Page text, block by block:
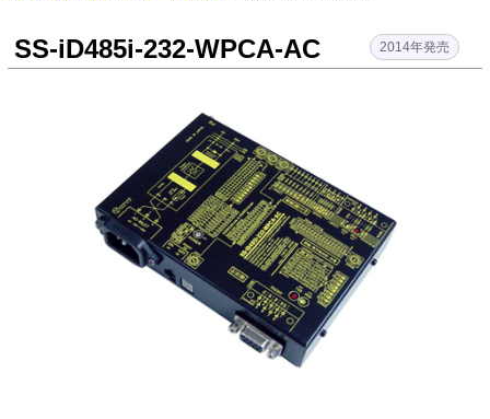
各種ダウンロード
お客様サポート
会社情報
お問い合わせ
SS-iD485i-232-WPCA-AC 2014年発売